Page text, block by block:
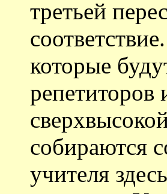
третьей
которые
собираются
учителя